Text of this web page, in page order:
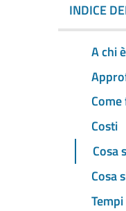
INDICE
A chi
Costi
Cosa
Cosa